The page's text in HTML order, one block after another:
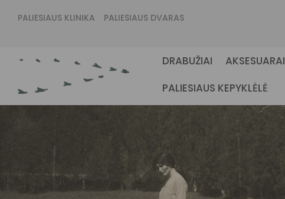
PALIESIAUS KLINIKA PALIESIAUS DVARAS
DRABUŽIAI AKSESUARAI
PALIESIAUS KEPYKLĖLĖ